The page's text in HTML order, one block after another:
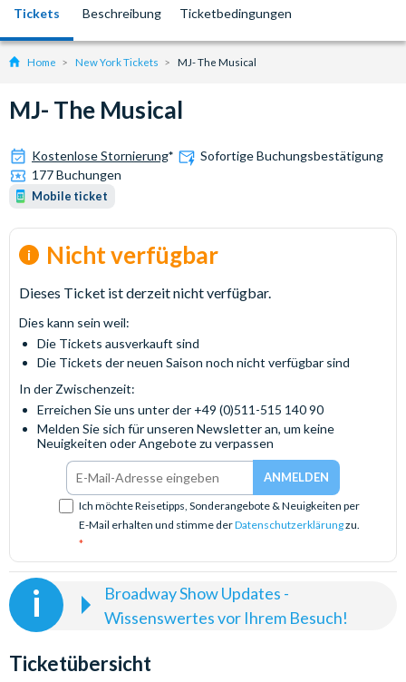
Tickets Beschreibung Ticketbedingungen
Home New York Tickets MJ- The Musical
MJ- The Musical
Kostenlose Stornierung*
Sofortige Buchungsbestätigung
177 Buchungen
Mobile ticket
Nicht verfügbar
Dieses Ticket ist derzeit nicht verfügbar.
Dies kann sein weil:
Die Tickets ausverkauft sind
Die Tickets der neuen Saison noch nicht verfügbar sind
In der Zwischenzeit:
Erreichen Sie uns unter der +49 (0)511-515 140 90
Melden Sie sich für unseren Newsletter an, um keine
Neuigkeiten oder Angebote zu verpassen
Ich möchte Reisetipps, Sonderangebote & Neuigkeiten per
E-Mail erhalten und stimme derDatenschutzerklärungzu.
Broadway Show Updates -
Wissenswertes vor Ihrem Besuch!
Ab dem 01. Mai 2022 müssen Gäste nicht mehr
müssen jedoch während der gesamten Show eine
Ticketübersicht